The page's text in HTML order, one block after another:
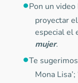
Pon un video
proyectar
especial el
mujer.
Te
Mona Lisa’;